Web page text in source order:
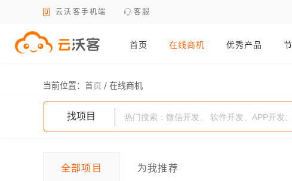
云沃客手机端 客服
首页 在线商机 优秀产品
当前位置： 首页 / 在线商机
找项目
全部项目 为我推荐